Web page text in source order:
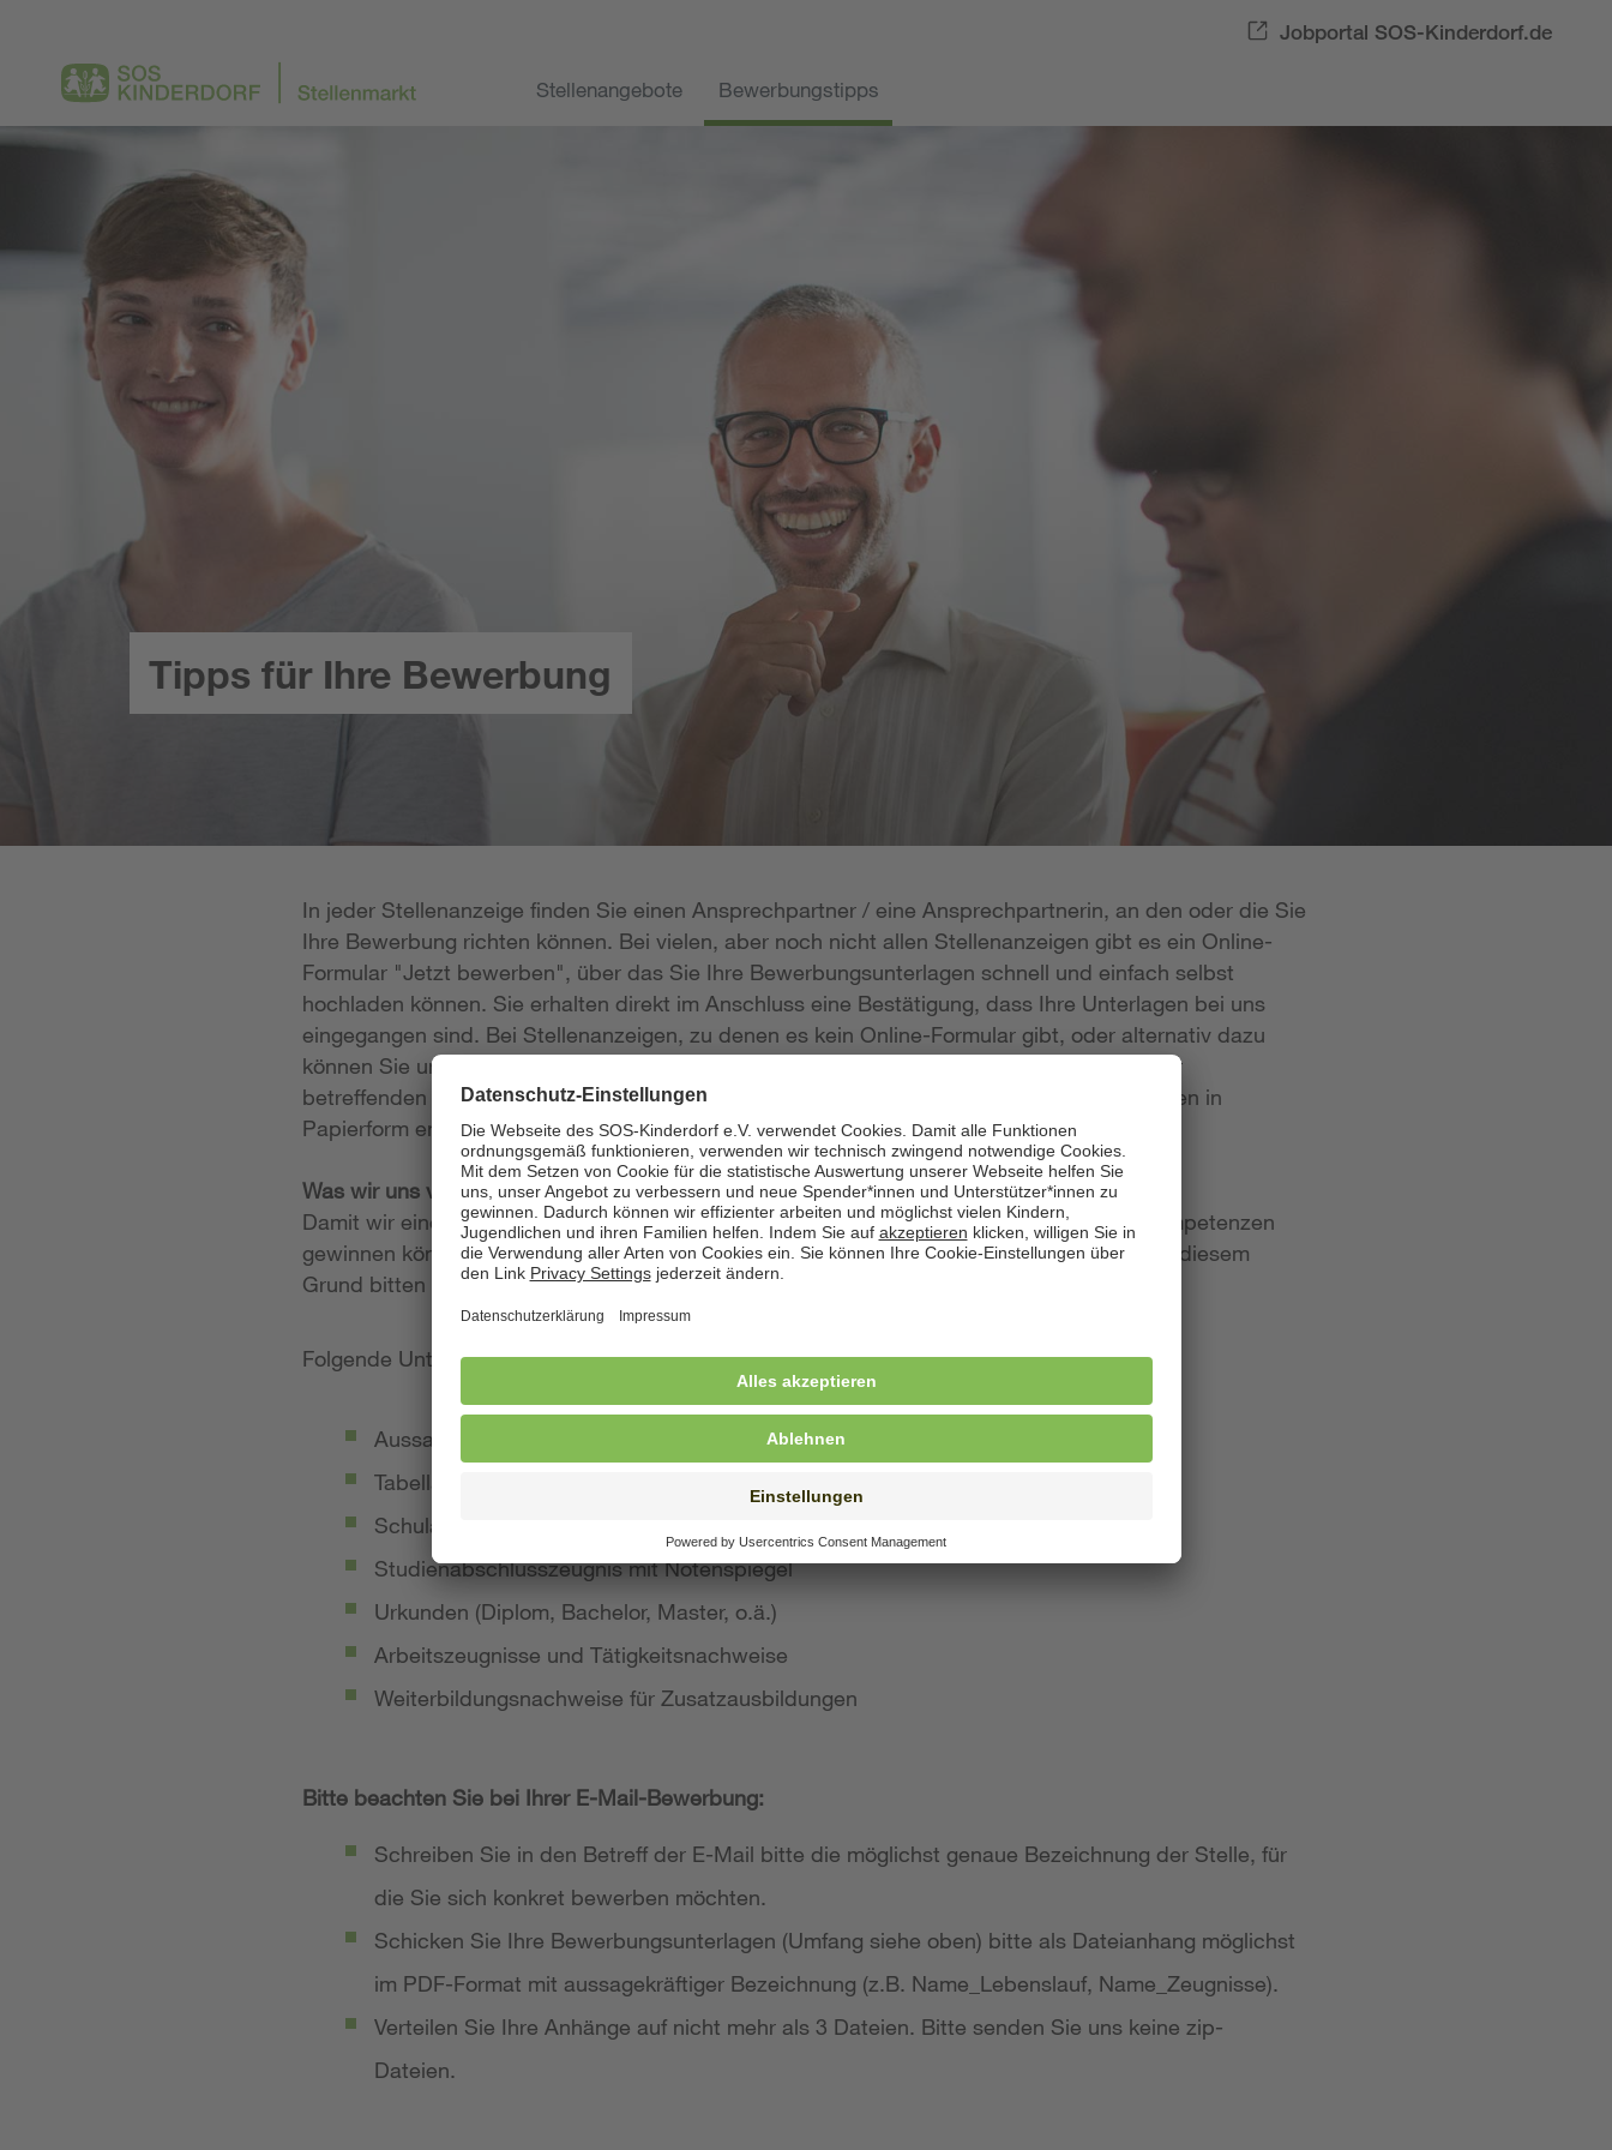
Jobportal SOS-Kinderdorf.de
Stellenangebote Bewerbungstipps
Tipps für Ihre Bewerbung
In jeder Stellenanzeige finden Sie einen Ansprechpartner / eine Ansprechpartnerin, an den oder die Sie
Ihre Bewerbung richten können. Bei vielen, aber noch nicht allen Stellenanzeigen gibt es ein Online-
Formular "Jetzt bewerben", über das Sie Ihre Bewerbungsunterlagen schnell und einfach selbst
hochladen können. Sie erhalten direkt im Anschluss eine Bestätigung, dass Ihre Unterlagen bei uns
eingegangen sind. Bei Stellenanzeigen, zu denen es kein Online-Formular gibt, oder alternativ dazu
können Sie uns Ihre Unterlagen per E-Mail zukommen lassen; die E-Mail-Adresse ist in der
betreffenden Stellenanzeige angegeben. Natürlich nehmen wir weiterhin auch Bewerbungen in
Papierform entgegen.
Was wir uns von Ihrer Bewerbung wünschen
Damit wir einen möglichst konkreten Eindruck von Ihrer Person, Ihren Fähigkeiten und Kompetenzen
gewinnen können, legen wir großen Wert auf aussagekräftige Bewerbungsunterlagen. Aus diesem
Grund bitten wir Sie, von Kurzbewerbungen abzusehen.
Folgende Unterlagen sollte Ihre Bewerbung umfassen:
Aussagekräftiges Anschreiben
Tabellarischer Lebenslauf mit qualifikationsrelevanten Inhalten
Schulabschluss- und Ausbildungszeugnisse mit Notenspiegel
Studienabschlusszeugnis mit Notenspiegel
Urkunden (Diplom, Bachelor, Master, o.ä.)
Arbeitszeugnisse und Tätigkeitsnachweise
Weiterbildungsnachweise für Zusatzausbildungen
Bitte beachten Sie bei Ihrer E-Mail-Bewerbung:
Schreiben Sie in den Betreff der E-Mail bitte die möglichst genaue Bezeichnung der Stelle, für
die Sie sich konkret bewerben möchten.
Schicken Sie Ihre Bewerbungsunterlagen (Umfang siehe oben) bitte als Dateianhang möglichst
im PDF-Format mit aussagekräftiger Bezeichnung (z.B. Name_Lebenslauf, Name_Zeugnisse).
Verteilen Sie Ihre Anhänge auf nicht mehr als 3 Dateien. Bitte senden Sie uns keine zip-
Dateien.